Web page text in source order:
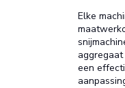
Elke
een